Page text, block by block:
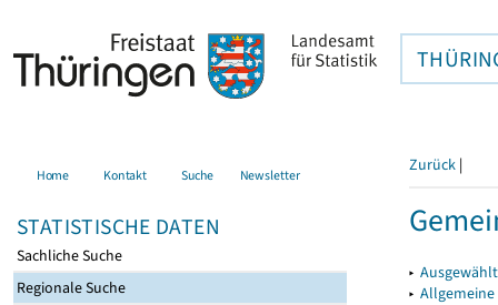
Home Kontakt Suche Newsletter
STATISTISCHE DATEN
Sachliche Suche
Regionale Suche
Zurück |
▸
▸